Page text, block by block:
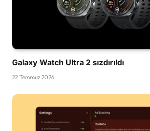
Galaxy Watch Ultra 2 sızdırıldı
22 Temmuz 2026